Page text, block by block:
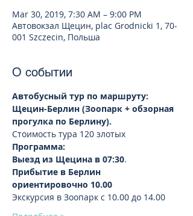
Mar 30, 2019, 7:30 AM – 9:00 PM
Автовокзал Щецин, plac Grodnicki 1, 70-
001 Szczecin, Польша
О событии
Автобусный тур по маршруту:
Щецин-Берлин (Зоопарк + обзорная
прогулка по Берлину).
Стоимость тура 120 злотых
Выезд из Щецина в 07:30
Прибытие в Берлин
ориентировочно 10.00